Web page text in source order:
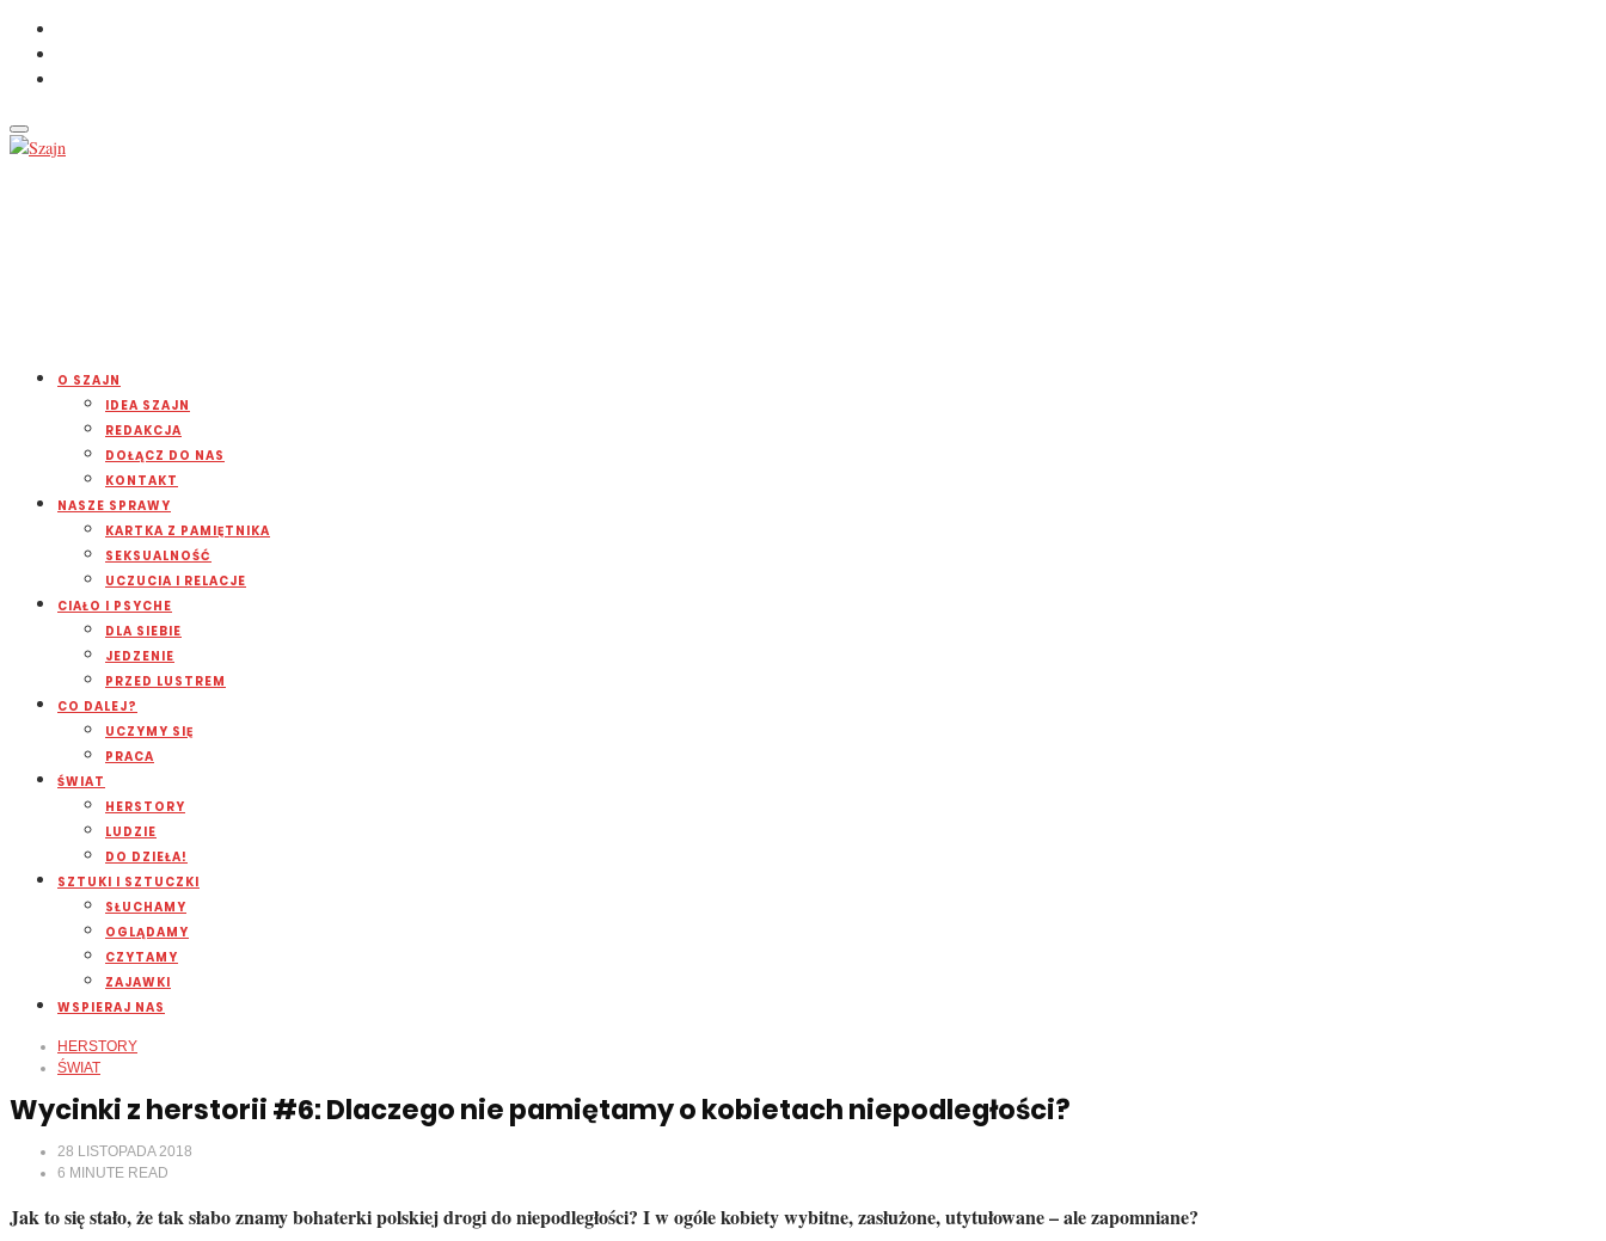
O SZAJN
IDEA SZAJN
REDAKCJA
DOŁĄCZ DO NAS
KONTAKT
NASZE SPRAWY
KARTKA Z PAMIĘTNIKA
SEKSUALNOŚĆ
UCZUCIA I RELACJE
CIAŁO I PSYCHE
DLA SIEBIE
JEDZENIE
PRZED LUSTREM
CO DALEJ?
UCZYMY SIĘ
PRACA
ŚWIAT
HERSTORY
LUDZIE
DO DZIEŁA!
SZTUKI I SZTUCZKI
SŁUCHAMY
OGLĄDAMY
CZYTAMY
ZAJAWKI
WSPIERAJ NAS
HERSTORY
ŚWIAT
Wycinki z herstorii #6: Dlaczego nie pamiętamy o kobietach niepodległości?
28 LISTOPADA 2018
6 MINUTE READ
Jak to się stało, że tak słabo znamy bohaterki polskiej drogi do niepodległości? I w ogóle kobiety wybitne, zasłużone, utytułowane – ale zapomniane?